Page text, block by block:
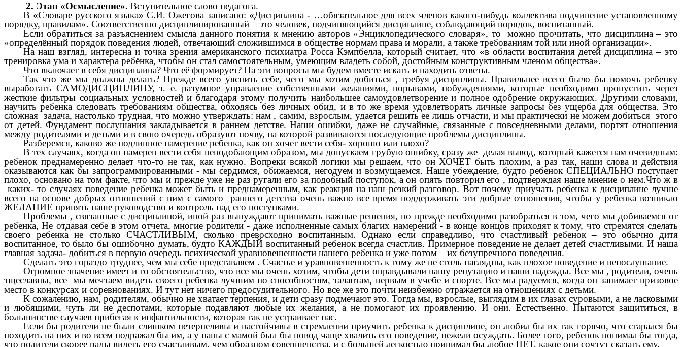
2. Этап «Осмысление». Вступительное слово педагога.
В «Словаре русского языка» С.И. Ожегова записано: «Дисциплина - …обязательное для всех членов какого-нибудь коллектива подчинение установленному
порядку, правилам». Соответственно дисциплинированный – это человек, подчиняющийся дисциплине, соблюдающий порядок, воспитанный.
Если обратиться за разъяснением смысла данного понятия к мнению авторов «Энциклопедического словаря», то можно прочитать, что дисциплина – это
«определённый порядок поведения людей, отвечающий сложившимся в обществе нормам права и морали, а также требованиям той или иной организации».
На наш взгляд, интересна и точка зрения американского психиатра Росса Кэмпбелла, который считает, что «в области воспитания детей дисциплина – это
тренировка ума и характера ребёнка, чтобы он стал самостоятельным, умеющим владеть собой, достойным конструктивным членом общества».
Что включает в себя дисциплина? Что её формирует? На эти вопросы мы будем вместе искать и находить ответы.
Так что же мы должны делать? Прежде всего уяснить себе, чего мы хотим добиться , требуя дисциплины. Правильнее всего было бы помочь ребенку
выработать САМОДИСЦИПЛИНУ, т. е. разумное управление собственными желаниями, порывами, побуждениями, которые необходимо пропустить через
жесткие фильтры социальных условностей и благодаря этому получить наибольшее самоудовлетворение и полное одобрение окружающих. Другими словами,
научить ребенка следовать требованиям общества, обходясь без личных обид, и в то же время удовлетворять личные запросы без ущерба для общества. Это
сложная задача, настолько трудная, что можно утверждать: нам , самим, взрослым, удается решить ее лишь отчасти, и мы практически не можем добиться этого
от детей. Фундамент послушания закладывается в раннем детстве. Наши ошибки, даже не случайные, связанные с повседневными делами, портят отношения
между родителями и детьми и в свою очередь образуют почву, на которой развиваются последующие проблемы дисциплины.
Разберемся, каково же подлинное намерение ребенка, как он хочет вести себя- хорошо или плохо?
В тех случаях, когда он намерен вести себя неподобающим образом, мы допускаем грубую ошибку, сразу же делая вывод, который кажется нам очевидным:
ребенок преднамеренно делает что-то не так, как нужно. Вопреки всякой логики мы решаем, что он ХОЧЕТ быть плохим, а раз так, наши слова и действия
оказываются как бы запрограммированными - мы сердимся, обижаемся, негодуем и возмущаемся. Наше убеждение, будто ребенок СПЕЦИАЛЬНО поступает
плохо, основано на том факте, что мы и прежде уже не раз ругали его за подобный поступок, а он опять повторил его , подтверждая наше мнение о нем.Что ж в
каких- то случаях поведение ребенка может быть и преднамеренным, как реакция на наш резкий разговор. Вот почему приучать ребенка к дисциплине лучше
всего на основе добрых отношений с ним с самого раннего детства очень важно все время поддерживать эти добрые отношения, чтобы у ребенка возникло
ЖЕЛАНИЕ принять наше руководство и контроль над его поступками.
Проблемы , связанные с дисциплиной, иной раз вынуждают принимать важные решения, но прежде необходимо разобраться в том, чего мы добиваемся от
ребенка, Не отдавая себе в этом отчета, многие родители - даже исполненные самых благих намерений - в конце концов приходят к тому, что стремятся сделать
своего ребенка не столько СЧАСТЛИВЫМ, сколько превосходно воспитанным. Однако если справедливо, что счастливый ребенок – это обычно дитя
воспитанное, то было бы ошибочно думать, будто КАЖДЫЙ воспитанный ребенок всегда счастлив. Примерное поведение не делает детей счастливыми. И наша
главная задача- добиться в первую очередь психической уравновешенности нашего ребенка и уже потом – их безупречного поведения.
Сделать это гораздо труднее, чем мы себе представляем . Счастье и уравновешенность к тому же не столь наглядны, как плохое поведение и непослушание.
Огромное значение имеет и то обстоятельство, что все мы очень хотим, чтобы дети оправдывали нашу репутацию и наши надежды. Все мы , родители, очень
тщеславны, все мы мечтаем видеть своего ребенка лучшим по способностям, талантам, первым в учебе и спорте. Все мы радуемся, когда он занимает призовое
место в конкурсах и соревнованиях. И тут нет ничего предосудительного. Но все же это почти неизбежно отражается на отношениях с детьми.
К сожалению, нам, родителям, обычно не хватает терпения, и дети сразу подмечают это. Тогда мы, взрослые, выглядим в их глазах суровыми, а не ласковыми
и любящими, чуть ли не деспотами, которые подавляют любые их желания, а не помогают их проявлению. И они. Естественно. Пытаются защититься, в
большинстве случаев прибегая к инфантильности, которая так не устраивает нас.
Если бы родители не были слишком нетерпеливы и настойчивы в стремлении приучить ребенка к дисциплине, он любил бы их так горячо, что старался бы
походить на них и во всем подражал бы им, а у папы с мамой был бы повод чаще хвалить его поведение, нежели осуждать. Более того, ребенок понимал бы тогда,
что родители скорее рады видеть его счастливым, чем образцом совершенства, и с большей легкостью принимал бы любое НЕТ, какое они сочтут сказать ему.